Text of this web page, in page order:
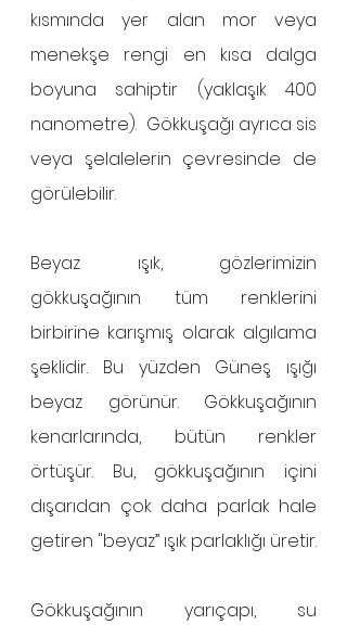
kısmında yer alan mor veya
menekşe rengi en kısa dalga
boyuna sahiptir (yaklaşık 400
nanometre).  Gökkuşağı ayrıca sis
veya şelalelerin çevresinde de
görülebilir.
Beyaz ışık, gözlerimizin
gökkuşağının tüm renklerini
birbirine karışmış olarak algılama
şeklidir. Bu yüzden Güneş ışığı
beyaz görünür. Gökkuşağının
kenarlarında, bütün renkler
örtüşür. Bu, gökkuşağının içini
dışarıdan çok daha parlak hale
getiren "beyaz” ışık parlaklığı üretir.
Gökkuşağının yarıçapı, su